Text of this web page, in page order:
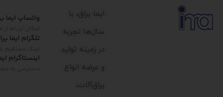
ایما یراق، با
سال‌ها تجربه
در زمینه تولید
و عرضه انواع
یراق‌آلات،